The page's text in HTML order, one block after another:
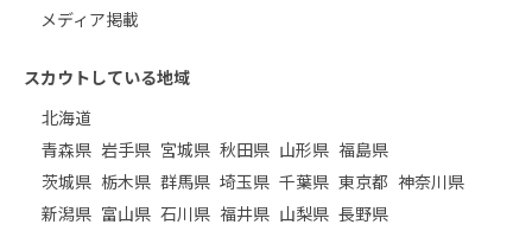
メディア掲載
スカウトしている地域
北海道
青森県 岩手県 宮城県 秋田県 山形県 福島県
茨城県 栃木県 群馬県 埼玉県 千葉県 東京都 神奈川県
新潟県 富山県 石川県 福井県 山梨県 長野県